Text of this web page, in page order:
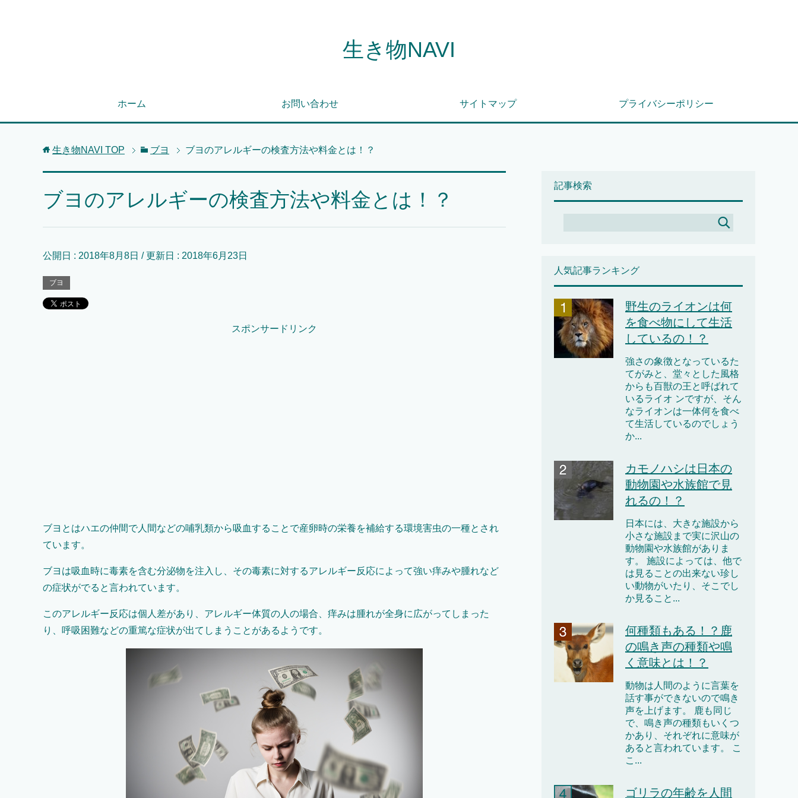
生き物NAVI
ホーム お問い合わせ サイトマップ プライバシーポリシー
生き物NAVI TOP ブヨ ブヨのアレルギーの検査方法や料金とは！？
ブヨのアレルギーの検査方法や料金とは！？
公開日 : 2018年8月8日 / 更新日 : 2018年6月23日
ブヨ
スポンサードリンク
ブヨとはハエの仲間で人間などの哺乳類から吸血することで産卵時の栄養を補給する環境害虫の一種とされ
ています。
ブヨは吸血時に毒素を含む分泌物を注入し、その毒素に対するアレルギー反応によって強い痒みや腫れなど
の症状がでると言われています。
このアレルギー反応は個人差があり、アレルギー体質の人の場合、痒みは腫れが全身に広がってしまった
り、呼吸困難などの重篤な症状が出てしまうことがあるようです。
記事検索
人気記事ランキング
野生のライオンは何
を食べ物にして生活
しているの！？
強さの象徴となっているた
てがみと、堂々とした風格
からも百獣の王と呼ばれて
いるライオ ンですが、そん
なライオンは一体何を食べ
て生活しているのでしょう
か...
カモノハシは日本の
動物園や水族館で見
れるの！？
日本には、大きな施設から
小さな施設まで実に沢山の
動物園や水族館がありま
す。 施設によっては、他で
は見ることの出来ない珍し
い動物がいたり、そこでし
か見ること...
何種類もある！？鹿
の鳴き声の種類や鳴
く意味とは！？
動物は人間のように言葉を
話す事ができないので鳴き
声を上げます。 鹿も同じ
で、鳴き声の種類もいくつ
かあり、それぞれに意味が
あると言われています。 こ
こ...
ゴリラの年齢を人間